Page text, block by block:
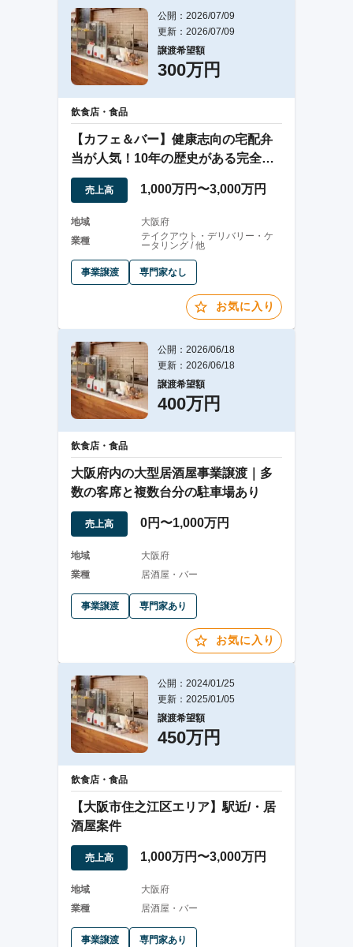
公開：2026/07/09
更新：2026/07/09
譲渡希望額
300万円
飲食店・食品
【カフェ＆バー】健康志向の宅配弁
当が人気！10年の歴史がある完全予
約制の店舗
売上高 1,000万円〜3,000万円
地域
大阪府
業種
テイクアウト・デリバリー・ケ
ータリング / 他
事業譲渡 専門家なし
お気に入り
公開：2026/06/18
更新：2026/06/18
譲渡希望額
400万円
飲食店・食品
大阪府内の大型居酒屋事業譲渡｜多
数の客席と複数台分の駐車場あり
売上高 0円〜1,000万円
地域
大阪府
業種
居酒屋・バー
事業譲渡 専門家あり
お気に入り
公開：2024/01/25
更新：2025/01/05
譲渡希望額
450万円
飲食店・食品
【大阪市住之江区エリア】駅近/・居
酒屋案件
売上高 1,000万円〜3,000万円
地域
大阪府
業種
居酒屋・バー
事業譲渡 専門家あり